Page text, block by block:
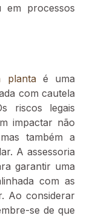
em processos
plantaé uma
com cautela
riscos legais
impactar não
também a
A assessoria
garantir uma
com as
Ao considerar
se de que